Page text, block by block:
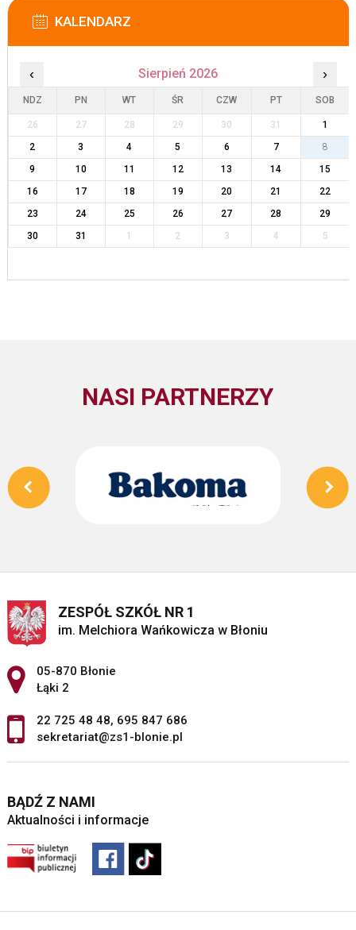
KALENDARZ
‹ Sierpień 2026 ›
NDZ PN WT ŚR CZW PT SOB
26 27 28 29 30 31
1
2
3 4 5 6 7
8
9
10 11 12 13 14
15
16
17 18 19 20 21
22
23
24 25 26 27 28
29
30
31 1 2 3 4 5
NASI PARTNERZY
ZESPÓŁ SZKÓŁ NR 1
im. Melchiora Wańkowicza w Błoniu
Adres pocztowy:
05-870 Błonie
Łąki 2
22 725 48 48, 695 847 686
sekretariat@zs1-blonie.pl
BĄDŹ Z NAMI
Aktualności i informacje